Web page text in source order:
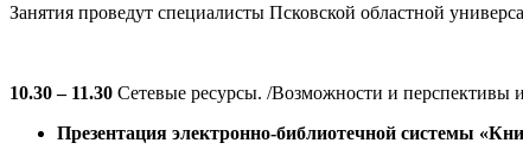
Занятия проведут специалисты Псковской областной
10.30 – 11.30 Сетевые ресурсы. /Возможности и перспективы
Презентация электронно-библиотечной системы